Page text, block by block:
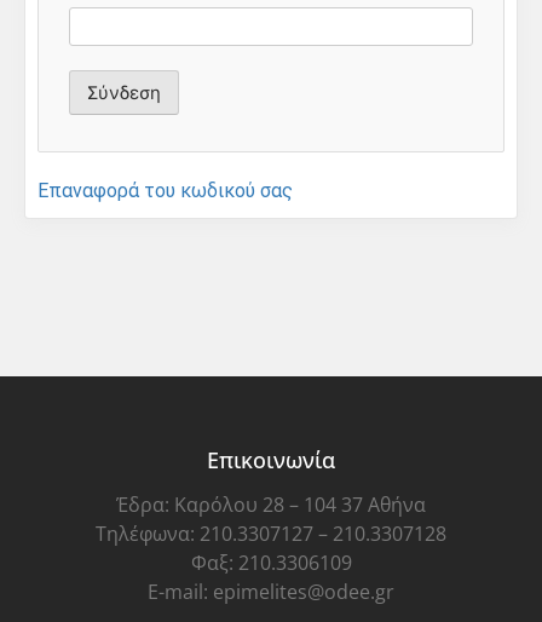
Επαναφορά του κωδικού σας
Επικοινωνία
Έδρα: Καρόλου 28 – 104 37 Αθήνα
Τηλέφωνα: 210.3307127 – 210.3307128
Φαξ: 210.3306109
E-mail: epimelites@odee.gr